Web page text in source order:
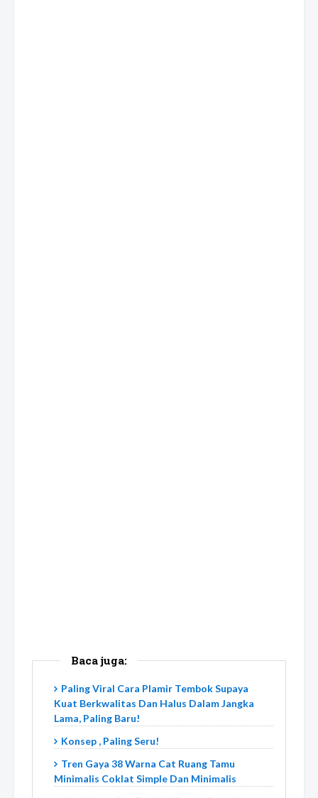
Baca juga:
Paling Viral Cara Plamir Tembok Supaya
Kuat Berkwalitas Dan Halus Dalam Jangka
Lama, Paling Baru!
Konsep , Paling Seru!
Tren Gaya 38 Warna Cat Ruang Tamu
Minimalis Coklat Simple Dan Minimalis